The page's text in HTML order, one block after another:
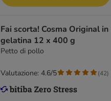
Fai scorta! Cosma Original in
gelatina 12 x 400 g
Petto di pollo
Valutazione: 4.6/5 (42)